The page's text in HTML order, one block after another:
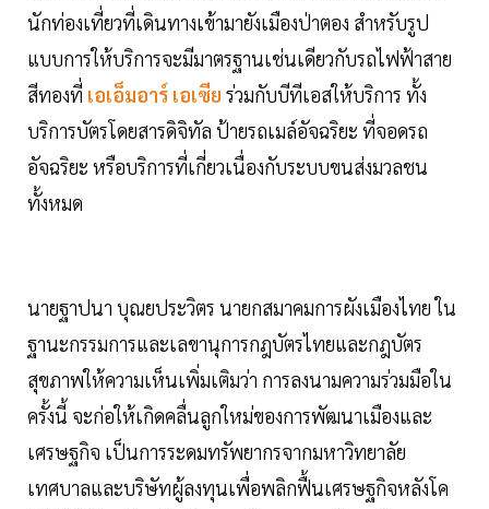
นักท่องเที่ยวที่เดินทางเข้ามายังเมืองป่าตอง สำหรับรูป
แบบการให้บริการจะมีมาตรฐานเช่นเดียวกับรถไฟฟ้าสาย
สีทองที่ เอเอ็มอาร์ เอเซีย ร่วมกับบีทีเอสให้บริการ ทั้ง
บริการบัตรโดยสารดิจิทัล ป้ายรถเมล์อัจฉริยะ ที่จอดรถ
อัจฉริยะ หรือบริการที่เกี่ยวเนื่องกับระบบขนส่งมวลชน
ทั้งหมด
นายฐาปนา บุณยประวิตร นายกสมาคมการผังเมืองไทย ใน
ฐานะกรรมการและเลขานุการกฎบัตรไทยและกฎบัตร
สุขภาพให้ความเห็นเพิ่มเติมว่า การลงนามความร่วมมือใน
ครั้งนี้ จะก่อให้เกิดคลื่นลูกใหม่ของการพัฒนาเมืองและ
เศรษฐกิจ เป็นการระดมทรัพยากรจากมหาวิทยาลัย
เทศบาลและบริษัทผู้ลงทุนเพื่อพลิกฟื้นเศรษฐกิจหลังโค